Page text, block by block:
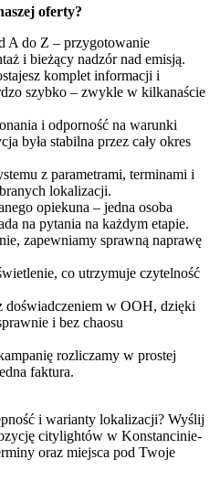
oferty?
A do Z – przygotowanie
i bieżący nadzór nad emisją.
komplet informacji i
szybko – zwykle w kilkanaście
i odporność na warunki
była stabilna przez cały okres
z parametrami, terminami i
lokalizacji.
opiekuna – jedna osoba
na pytania na każdym etapie.
zapewniamy sprawną naprawę
co utrzymuje czytelność
doświadczeniem w OOH, dzięki
i bez chaosu
rozliczamy w prostej
faktura.
i warianty lokalizacji? Wyślij
citylightów w Konstancinie-
oraz miejsca pod Twoje